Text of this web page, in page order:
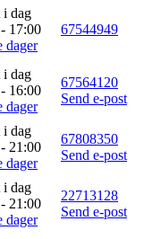
i dag
17:00
dager
67544949
i dag
16:00
dager
67564120
Send e-post
i dag
21:00
dager
67808350
Send e-post
i dag
21:00
dager
22713128
Send e-post